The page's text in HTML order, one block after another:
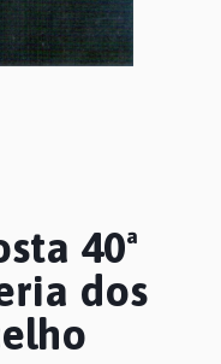
40ª
dos